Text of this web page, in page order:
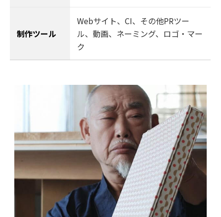
制作ツール
Webサイト、CI、その他PRツー
ル、動画、ネーミング、ロゴ・マー
ク